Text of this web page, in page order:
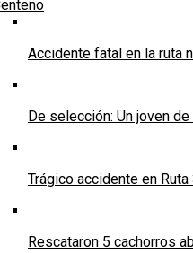
Accidente fatal en la ruta
De selección: Un joven
Trágico accidente en
Rescataron 5 cachorros